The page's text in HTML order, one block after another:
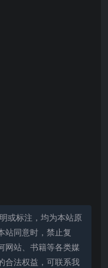
或标注，均为本站原
站同意时，禁止复
网站、书籍等各类媒
合法权益，可联系我